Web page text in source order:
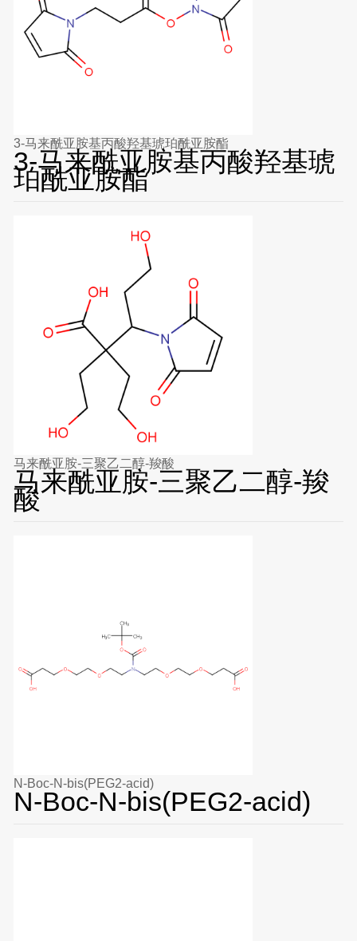
3-马来酰亚胺基丙酸羟基琥珀酰亚胺酯
3-马来酰亚胺基丙酸羟基琥
珀酰亚胺酯
马来酰亚胺-三聚乙二醇-羧酸
马来酰亚胺-三聚乙二醇-羧
酸
N-Boc-N-bis(PEG2-acid)
N-Boc-N-bis(PEG2-acid)